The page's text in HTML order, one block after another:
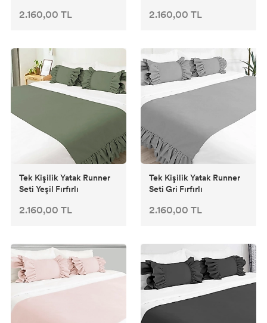
2.160,00 TL 2.160,00 TL
Tek Kişilik Yatak Runner
Seti Yeşil Fırfırlı
2.160,00 TL
Tek Kişilik Yatak Runner
Seti Gri Fırfırlı
2.160,00 TL